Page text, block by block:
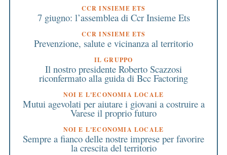
CCR INSIEME ETS
7 giugno: l’assemblea di Ccr Insieme Ets
CCR INSIEME ETS
Prevenzione, salute e vicinanza al territorio
IL GRUPPO
Il nostro presidente Roberto Scazzosi
riconfermato alla guida di Bcc Factoring
NOI E L'ECONOMIA LOCALE
Mutui agevolati per aiutare i giovani a costruire a
Varese il proprio futuro
NOI E L'ECONOMIA LOCALE
Sempre a fianco delle nostre imprese per favorire
la crescita del territorio